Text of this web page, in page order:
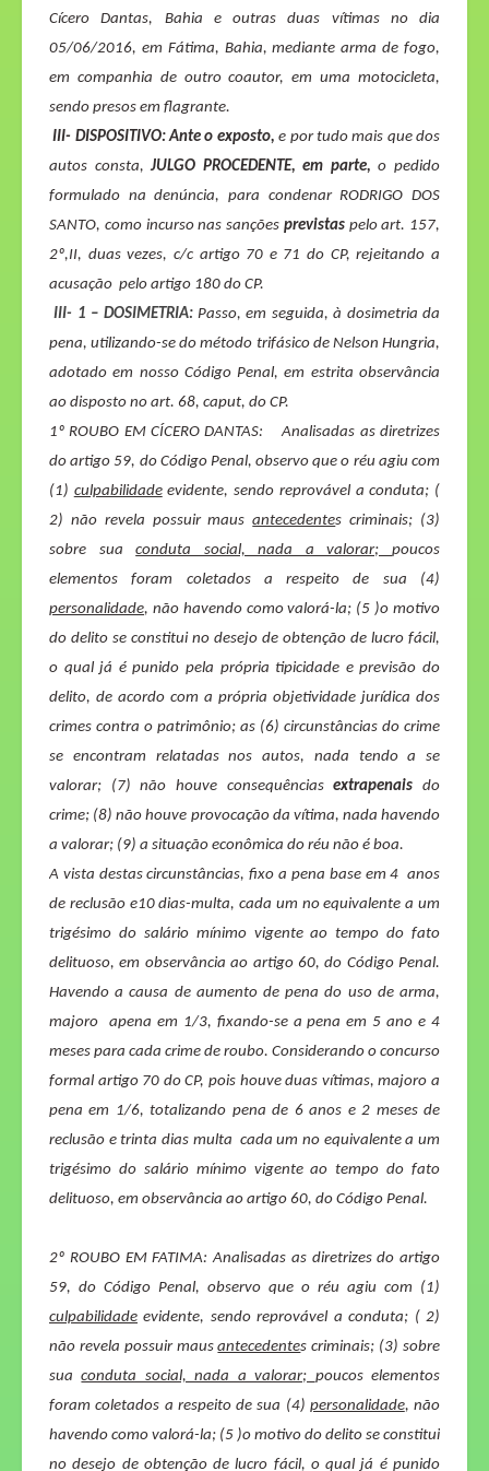
Cícero Dantas, Bahia e outras duas vítimas no dia
05/06/2016, em Fátima, Bahia, mediante arma de fogo,
em companhia de outro coautor, em uma motocicleta,
sendo presos em flagrante.
III- DISPOSITIVO:Ante o exposto,e por tudo mais que dos
autos consta,JULGO PROCEDENTE, em parte, o pedido
formulado na denúncia, para condenar RODRIGO DOS
SANTO, como incurso nas sanções previstas pelo art. 157,
2º,II, duas vezes, c/c artigo 70 e 71 do CP, rejeitando a
acusação pelo artigo 180 do CP.
III- 1 – DOSIMETRIA:Passo, em seguida, à dosimetria da
pena, utilizando-se do método trifásico de Nelson Hungria,
adotado em nosso Código Penal, em estrita observância
ao disposto no art. 68, caput, do CP.
1º ROUBO EM CÍCERO DANTAS:
Analisadas as diretrizes
do artigo 59, do Código Penal, observo que o réu agiu com
(1) culpabilidadeevidente, sendo reprovável a conduta; (
2) não revela possuir mausantecedentes criminais; (3)
sobre suaconduta social, nada a valorar;poucos
elementos foram coletados a respeito de sua (4)
personalidade, não havendo como valorá-la; (5 )o motivo
do delito se constitui no desejo de obtenção de lucro fácil,
o qual já é punido pela própria tipicidade e previsão do
delito, de acordo com a própria objetividade jurídica dos
crimes contra o patrimônio; as (6) circunstâncias do crime
se encontram relatadas nos autos, nada tendo a se
valorar; (7) não houve consequênciasextrapenais do
crime; (8) não houve provocação da vítima, nada havendo
a valorar; (9) a situação econômica do réu não é boa.
A vista destas circunstâncias, fixo a pena base em 4 anos
de reclusão e10 dias-multa, cada um no equivalente a um
trigésimo do salário mínimo vigente ao tempo do fato
delituoso, em observância ao artigo 60, do Código Penal.
Havendo a causa de aumento de pena do uso de arma,
majoro
apena em 1/3, fixando-se a pena em 5 ano e 4
meses para cada crime de roubo. Considerando o concurso
formal artigo 70 do CP, pois houve duas vítimas,majoro a
pena em 1/6, totalizando pena de 6 anos e 2 meses de
reclusão e trinta dias multa cada um no equivalente a um
trigésimo do salário mínimo vigente ao tempo do fato
delituoso, em observância ao artigo 60, do Código Penal.
2º ROUBO EM FATIMA:Analisadas as diretrizes do artigo
59, do Código Penal, observo que o réu agiu com (1)
culpabilidade evidente, sendo reprovável a conduta; ( 2)
não revela possuir mausantecedentes criminais; (3) sobre
suaconduta social, nada a valorar; poucos elementos
foram coletados a respeito de sua (4) personalidade, não
havendo como valorá-la; (5 )o motivo do delito se constitui
no desejo de obtenção de lucro fácil, o qual já é punido